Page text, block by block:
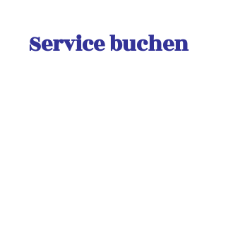
Service buchen